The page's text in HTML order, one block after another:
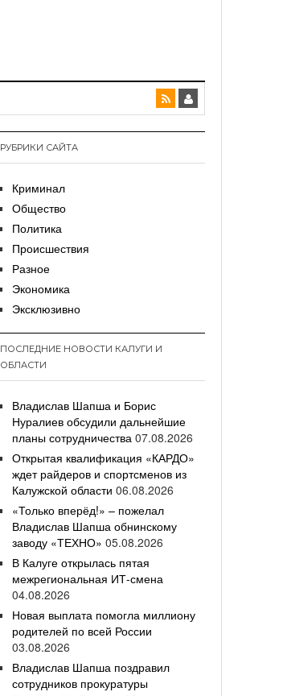
РУБРИКИ САЙТА
Криминал
Общество
Политика
Происшествия
Разное
Экономика
Эксклюзивно
ПОСЛЕДНИЕ НОВОСТИ КАЛУГИ И
ОБЛАСТИ
Владислав Шапша и Борис
Нуралиев обсудили дальнейшие
планы сотрудничества 07.08.2026
Открытая квалификация «КАРДО»
ждет райдеров и спортсменов из
Калужской области 06.08.2026
«Только вперёд!» – пожелал
Владислав Шапша обнинскому
заводу «ТЕХНО» 05.08.2026
В Калуге открылась пятая
межрегиональная ИТ-смена
04.08.2026
Новая выплата помогла миллиону
родителей по всей России
03.08.2026
Владислав Шапша поздравил
сотрудников прокуратуры